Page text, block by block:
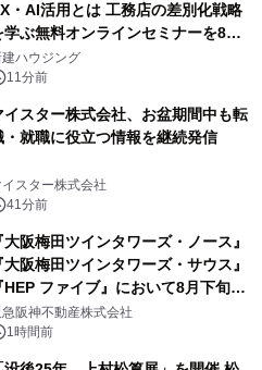
・AI活用とは 工務店の差別化戦略
学ぶ無料オンラインセミナーを8月
日に開催
建ハウジング
11分前
イスター株式会社、お盆期間中も転
・就職に役立つ情報を継続発信
イスター株式会社
41分前
大阪梅田ツインタワーズ・ノース』
大阪梅田ツインタワーズ・サウス』
HEP ファイブ』において8月下旬か
「オフサイト型コーポレートPPA」
よる 再生可能エネルギー電力の使用
急阪神不動産株式会社
1時間前